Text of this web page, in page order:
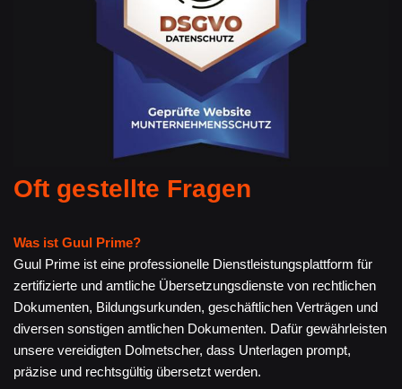
Oft gestellte Fragen
Was ist Guul Prime?
Guul Prime ist eine professionelle Dienstleistungsplattform für
zertifizierte und amtliche Übersetzungsdienste von rechtlichen
Dokumenten, Bildungsurkunden, geschäftlichen Verträgen und
diversen sonstigen amtlichen Dokumenten. Dafür gewährleisten
unsere vereidigten Dolmetscher, dass Unterlagen prompt,
präzise und rechtsgültig übersetzt werden.